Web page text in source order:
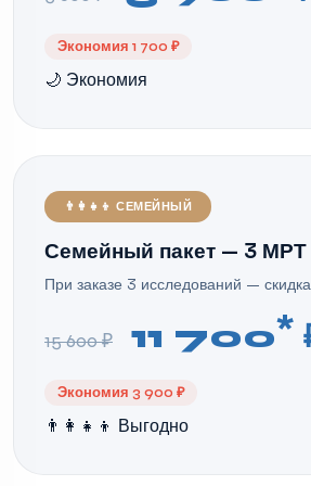
Экономия 1 700 ₽
🌙 Экономия
👨‍👩‍👧‍👦 СЕМЕЙНЫЙ
Семейный пакет — 3 МРТ
При заказе 3 исследований —
15 600 ₽ 11 700*
Экономия 3 900 ₽
👨‍👩‍👧‍👦 Выгодно